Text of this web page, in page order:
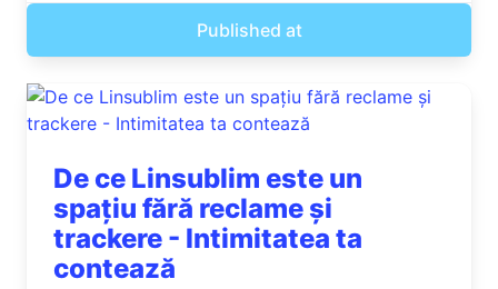
Published at
De ce Linsublim este un
spațiu fără reclame și
trackere - Intimitatea ta
contează